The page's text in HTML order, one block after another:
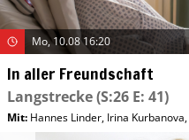
Mo, 10.08 16:20
In aller Freundschaft
Langstrecke(S:26 E: 41)
Mit: Hannes Linder, Irina Kurbanova,